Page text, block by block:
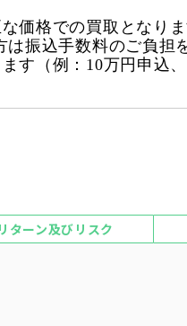
価格での買取となりま
振込手数料のご負担
す（例：10万円申込
リターン及びリスク